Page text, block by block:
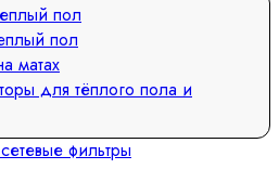
пол
пол
матах
для тёплого пола и
фильтры